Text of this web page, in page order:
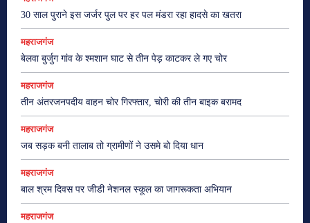
30 साल पुराने इस जर्जर पुल पर हर पल मंडरा रहा हादसे का खतरा
महराजगंज
बेलवा बुर्जुग गांव के श्मशान घाट से तीन पेड़ काटकर ले गए चोर
महराजगंज
तीन अंतरजनपदीय वाहन चोर गिरफ्तार, चोरी की तीन बाइक बरामद
महराजगंज
जब सड़क बनी तालाब तो ग्रामीणों ने उसमे बो दिया धान
महराजगंज
बाल श्रम दिवस पर जीडी नेशनल स्कूल का जागरूकता अभियान
महराजगंज